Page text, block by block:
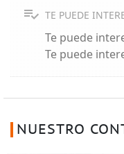
TE PUEDE
Te puede
Te puede
NUESTRO